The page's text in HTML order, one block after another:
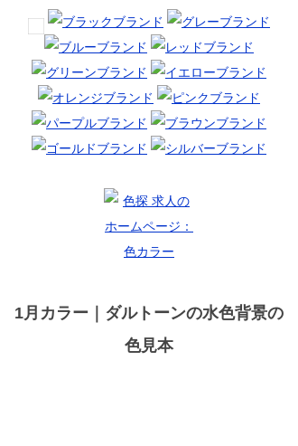
1月カラー｜ダルトーンの水色背景の
色見本